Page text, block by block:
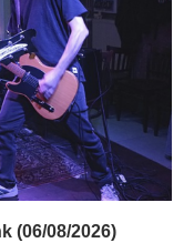
(06/08/2026)